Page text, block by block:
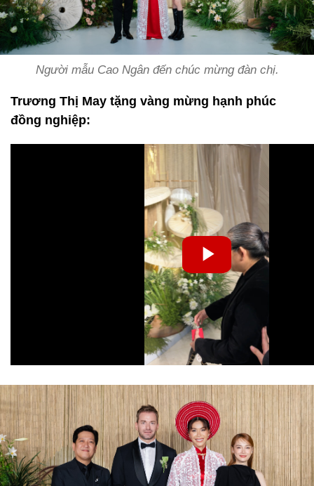
Người mẫu Cao Ngân đến chúc mừng đàn chị.
Trương Thị May tặng vàng mừng hạnh phúc
đồng nghiệp: